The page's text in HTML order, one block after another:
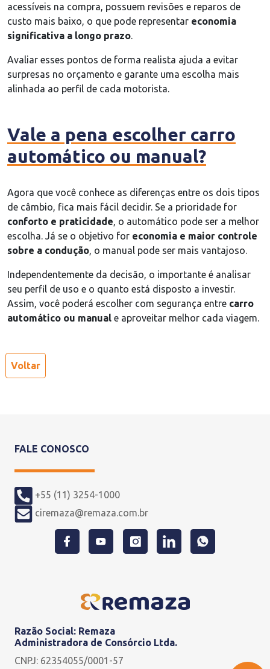
acessíveis na compra, possuem revisões e reparos de
custo mais baixo, o que pode representar economia
significativa a longo prazo.
Avaliar esses pontos de forma realista ajuda a evitar
surpresas no orçamento e garante uma escolha mais
alinhada ao perfil de cada motorista.
Vale a pena escolher carro
automático ou manual?
Agora que você conhece as diferenças entre os dois tipos
de câmbio, fica mais fácil decidir. Se a prioridade for
conforto e praticidade, o automático pode ser a melhor
escolha. Já se o objetivo for economia e maior controle
sobre a condução, o manual pode ser mais vantajoso.
Independentemente da decisão, o importante é analisar
seu perfil de uso e o quanto está disposto a investir.
Assim, você poderá escolher com segurança entre carro
automático ou manual e aproveitar melhor cada viagem.
Voltar
FALE CONOSCO
+55 (11) 3254-1000
ciremaza@remaza.com.br
Razão Social: Remaza
Administradora de Consórcio Ltda.
CNPJ: 62354055/0001-57